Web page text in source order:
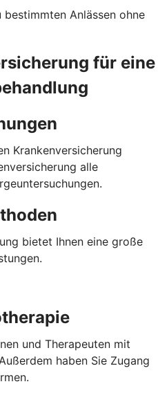
bestimmten Anlässen ohne
für eine
Krankenversicherung
alle
bietet Ihnen eine große
und Therapeuten mit
haben Sie Zugang